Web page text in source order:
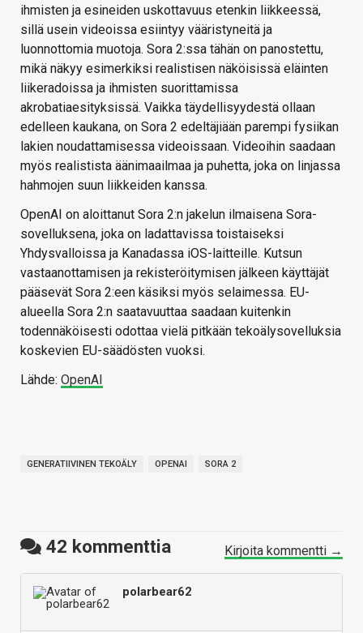
ihmisten ja esineiden uskottavuus etenkin liikkeessä,
sillä usein videoissa esiintyy vääristyneitä ja
luonnottomia muotoja. Sora 2:ssa tähän on panostettu,
mikä näkyy esimerkiksi realistisen näköisissä eläinten
liikeradoissa ja ihmisten suorittamissa
akrobatiaesityksissä. Vaikka täydellisyydestä ollaan
edelleen kaukana, on Sora 2 edeltäjiään parempi fysiikan
lakien noudattamisessa videoissaan. Videoihin saadaan
myös realistista äänimaailmaa ja puhetta, joka on linjassa
hahmojen suun liikkeiden kanssa.
OpenAI on aloittanut Sora 2:n jakelun ilmaisena Sora-
sovelluksena, joka on ladattavissa toistaiseksi
Yhdysvalloissa ja Kanadassa iOS-laitteille. Kutsun
vastaanottamisen ja rekisteröitymisen jälkeen käyttäjät
pääsevät Sora 2:een käsiksi myös selaimessa. EU-
alueella Sora 2:n saatavuuttaa saadaan kuitenkin
todennäköisesti odottaa vielä pitkään tekoälysovelluksia
koskevien EU-säädösten vuoksi.
Lähde: OpenAI
GENERATIIVINEN TEKOÄLY OPENAI SORA 2
42 kommenttia Kirjoita kommentti →
polarbear62